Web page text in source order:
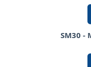
SM30 -